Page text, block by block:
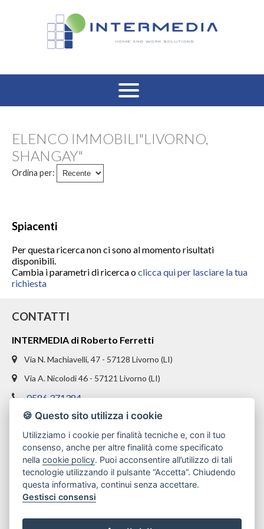
VENDITA RESIDENZIALE
AFFITTO RESIDENZIALE
CHI SIAMO
RICHIEDI UNA VALUTAZIONE
CONTATTI
ELENCO IMMOBILI"LIVORNO,
SHANGAY"
Ordina per:
Spiacenti
Per questa ricerca non ci sono al momento risultati
disponibili.
Cambia i parametri di ricerca oclicca qui per lasciare la tua
richiesta
CONTATTI
INTERMEDIA di Roberto Ferretti
Via N. Machiavelli, 47 - 57128 Livorno (LI)
Via A. Nicolodi 46 - 57121 Livorno (LI)
0586 371384
328 1654969
info@intermediaimmobiliare.com
🍪 Questo sito utilizza i cookie
Utilizziamo i cookie per finalità tecniche e, con il tuo
consenso, anche per altre finalità come specificato
nellacookie policy. Puoi acconsentire all’utilizzo di tali
tecnologie utilizzando il pulsante “Accetta”. Chiudendo
questa informativa, continui senza accettare.
Gestisci consensi